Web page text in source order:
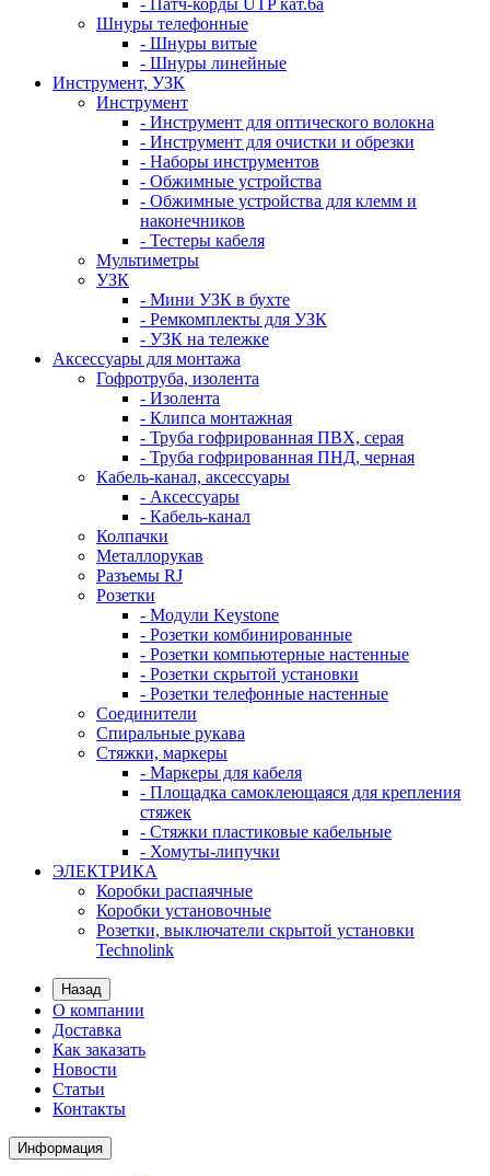
- Патч-корды UTP кат.6а
Шнуры телефонные
- Шнуры витые
- Шнуры линейные
Инструмент, УЗК
Инструмент
- Инструмент для оптического волокна
- Инструмент для очистки и обрезки
- Наборы инструментов
- Обжимные устройства
- Обжимные устройства для клемм и
наконечников
- Тестеры кабеля
Мультиметры
УЗК
- Мини УЗК в бухте
- Ремкомплекты для УЗК
- УЗК на тележке
Аксессуары для монтажа
Гофротруба, изолента
- Изолента
- Клипса монтажная
- Труба гофрированная ПВХ, серая
- Труба гофрированная ПНД, черная
Кабель-канал, аксессуары
- Аксессуары
- Кабель-канал
Колпачки
Металлорукав
Разъемы RJ
Розетки
- Модули Keystone
- Розетки комбинированные
- Розетки компьютерные настенные
- Розетки скрытой установки
- Розетки телефонные настенные
Соединители
Спиральные рукава
Стяжки, маркеры
- Маркеры для кабеля
- Площадка самоклеющаяся для крепления
стяжек
- Стяжки пластиковые кабельные
- Хомуты-липучки
ЭЛЕКТРИКА
Коробки распаячные
Коробки установочные
Розетки, выключатели скрытой установки
Technolink
Назад
О компании
Доставка
Как заказать
Новости
Статьи
Контакты
Информация